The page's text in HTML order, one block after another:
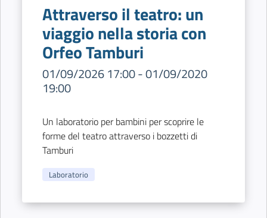
Attraverso il teatro: un
viaggio nella storia con
Orfeo Tamburi
01/09/2026 17:00 - 01/09/2020
19:00
Un laboratorio per bambini per scoprire le
forme del teatro attraverso i bozzetti di
Tamburi
Laboratorio